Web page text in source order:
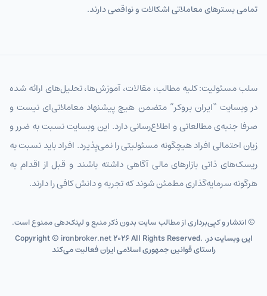
تمامی بسترهای معاملاتی اشکالات و نواقصی دارند.
سلب مسئولیت: کلیه مطالب، مقالات، آموزش‌ها، تحلیل‌های ارائه شده
در وبسایت “ایران بروکر” متضمن هیچ پیشنهاد معاملاتی‌ای نیست و
صرفا جنبه‌ی مطالعاتی و اطلاع‌رسانی دارد. این وبسایت نسبت به ضرر و
زیان احتمالی افراد هیچگونه مسئولیتی را نمی‌پذیرد. افراد باید نسبت به
ریسک‌های ذاتی بازارهای مالی آگاهی داشته باشند و قبل از اقدام به
هرگونه سرمایه‌گذاری مطمئن شوند که تجربه و دانش کافی را دارند.
© انتشار و کپی‌برداری از مطالب سایت بدون ذکر منبع و لینک‌دهی ممنوع است.
Copyright © iranbroker.net2026 All Rights Reserved. .این وبسایت در
راستای قوانین جمهوری اسلامی ایران فعالیت می‌کند